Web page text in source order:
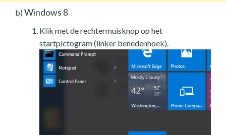
b) Windows 8
Klik met de rechtermuisknop op het
startpictogram (linker benedenhoek).